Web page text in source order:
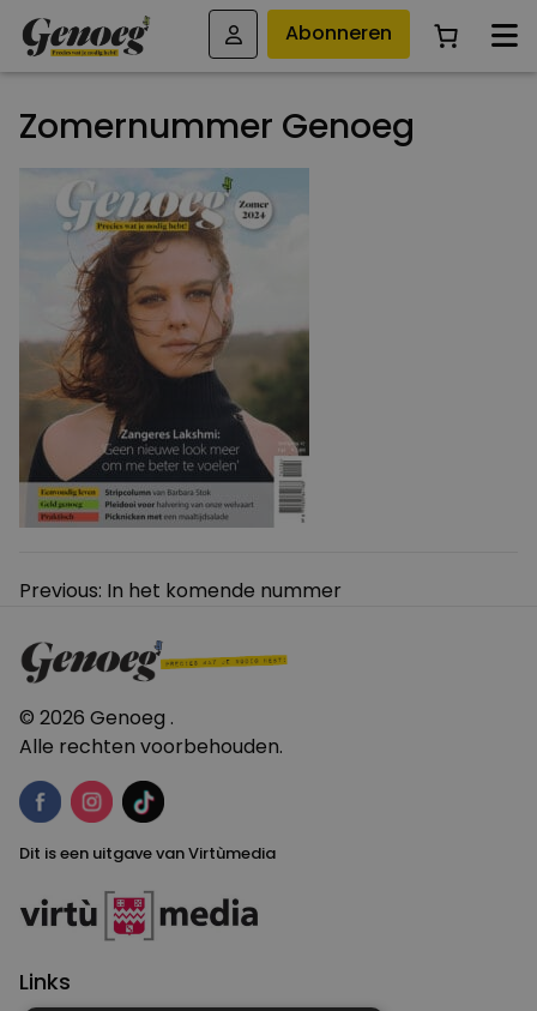
Abonneren
Zomernummer Genoeg
Bericht
Previous: In het komende nummer
© 2026 Genoeg .
Alle rechten voorbehouden.
Dit is een uitgave van Virtùmedia
Links